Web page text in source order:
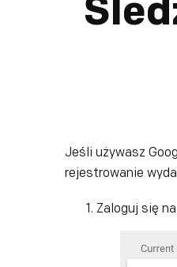
Jeśli używasz
rejestrowanie
Zaloguj się